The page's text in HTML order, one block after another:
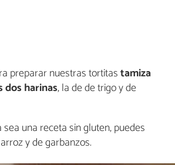
preparar nuestras tortitastamiza
dos harinas, la de de trigo y de
una receta sin gluten, puedes
y de garbanzos.